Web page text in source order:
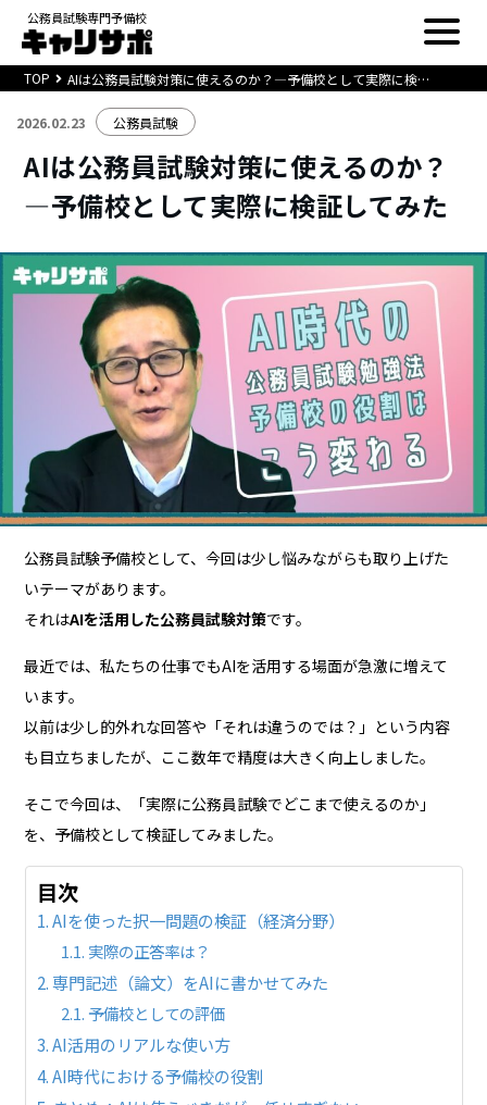
公務員試験専門予備校
TOP AIは公務員試験対策に使えるのか？―予備校として実際に検証してみた
2026.02.23 公務員試験
AIは公務員試験対策に使えるのか？
―予備校として実際に検証してみた
公務員試験予備校として、今回は少し悩みながらも取り上げた
いテーマがあります。
それはAIを活用した公務員試験対策です。
最近では、私たちの仕事でもAIを活用する場面が急激に増えて
います。
以前は少し的外れな回答や「それは違うのでは？」という内容
も目立ちましたが、ここ数年で精度は大きく向上しました。
そこで今回は、「実際に公務員試験でどこまで使えるのか」
を、予備校として検証してみました。
目次
AIを使った択一問題の検証（経済分野）
実際の正答率は？
専門記述（論文）をAIに書かせてみた
予備校としての評価
AI活用のリアルな使い方
AI時代における予備校の役割